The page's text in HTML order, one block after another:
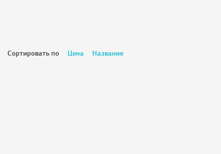
Сортировать по Цена Название